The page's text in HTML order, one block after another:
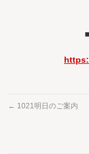
← 1021明日のご案内